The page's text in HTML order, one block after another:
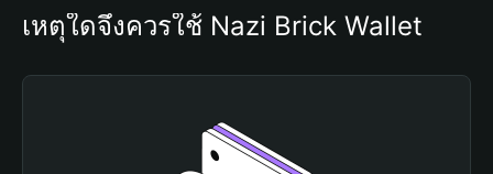
เหตุใดจึงควรใช้ Nazi Brick Wallet